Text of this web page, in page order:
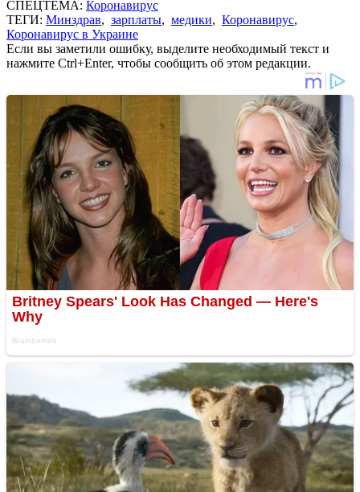
СПЕЦТЕМА: Коронавирус
ТЕГИ: Минздрав, зарплаты, медики, Коронавирус,
Коронавирус в Украине
Если вы заметили ошибку, выделите необходимый текст и
нажмите Ctrl+Enter, чтобы сообщить об этом редакции.